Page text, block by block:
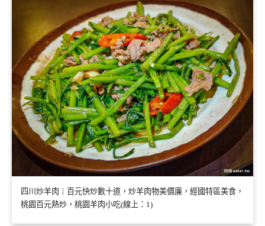
四川炒羊肉｜百元快炒數十道，炒羊肉物美價廉，經國特區美食，
桃園百元熱炒，桃園羊肉小吃(線上：1)